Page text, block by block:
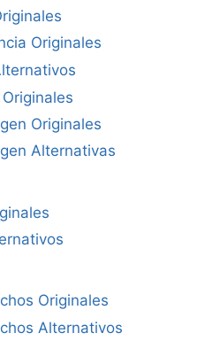
Originales
Originales
Alternativas
Originales
Alternativos